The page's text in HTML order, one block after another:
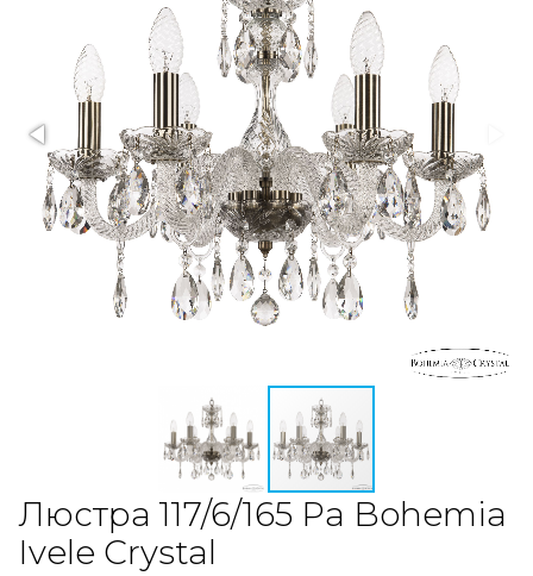
Люстра 117/6/165 Pa Bohemia
Ivele Crystal